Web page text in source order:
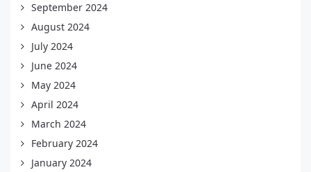
September 2024
August 2024
July 2024
June 2024
May 2024
April 2024
March 2024
February 2024
January 2024